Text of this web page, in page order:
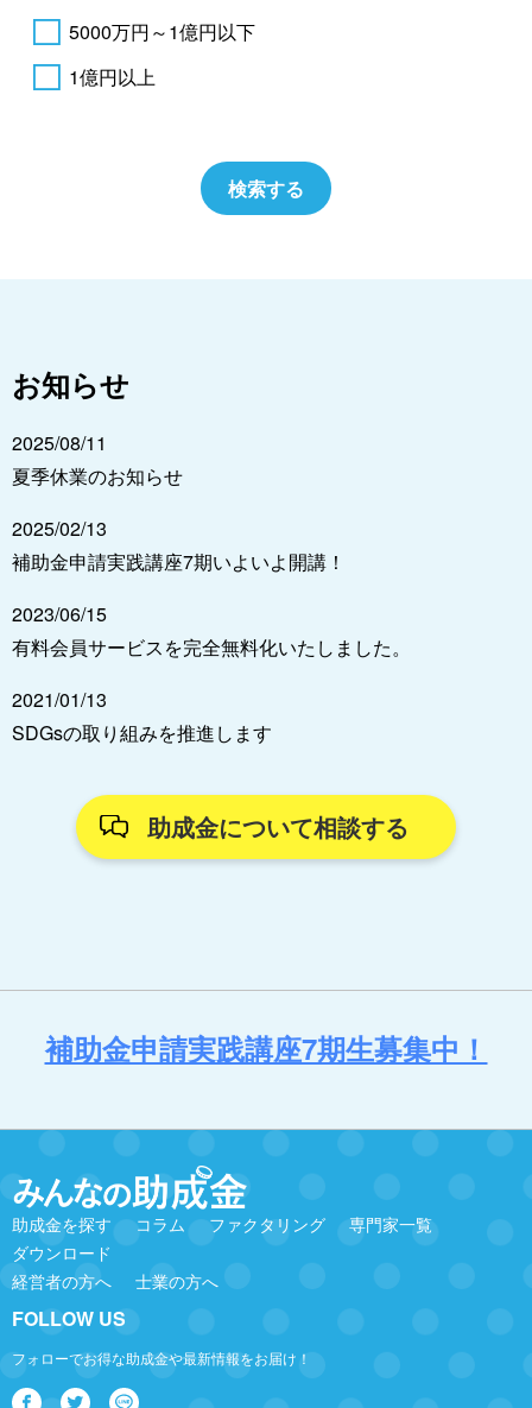
5000万円～1億円以下
1億円以上
お知らせ
2025/08/11
夏季休業のお知らせ
2025/02/13
補助金申請実践講座7期いよいよ開講！
2023/06/15
有料会員サービスを完全無料化いたしました。
2021/01/13
SDGsの取り組みを推進します
助成金について相談する
補助金申請実践講座7期生募集中！
助成金を探す コラム ファクタリング
専門家一覧
ダウンロード
経営者の方へ
士業の方へ
FOLLOW US
フォローでお得な助成金や最新情報をお届け！